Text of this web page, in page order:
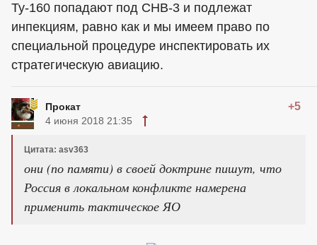
Ту-160 попадают под СНВ-3 и подлежат
инпекциям, равно как и мы имеем право по
специальной процедуре инспектировать их
стратегическую авиацию.
Прокат +5
4 июня 2018 21:35
Цитата: asv363
они (по памяти) в своей доктрине пишут, что
Россия в локальном конфликте намерена
применить тактическое ЯО